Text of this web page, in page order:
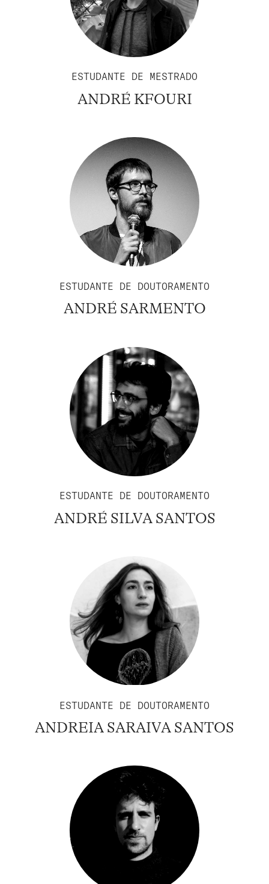
ESTUDANTE DE MESTRADO
ANDRÉ KFOURI
ESTUDANTE DE DOUTORAMENTO
ANDRÉ SARMENTO
ESTUDANTE DE DOUTORAMENTO
ANDRÉ SILVA SANTOS
ESTUDANTE DE DOUTORAMENTO
ANDREIA SARAIVA SANTOS